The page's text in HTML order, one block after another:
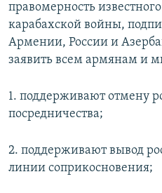
правомерность известного
карабахской войны,
Армении, России и
заявить всем армянам и
1. поддерживают отмену
посредничества;
2. поддерживают вывод
линии соприкосновения;